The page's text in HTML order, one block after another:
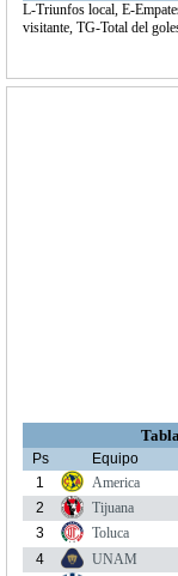
L-Triunfos local, E-
visitante, TG-Total del
Ps Equipo
1
America
2
Tijuana
3
Toluca
4
UNAM